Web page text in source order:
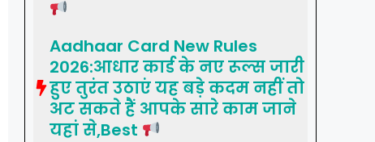
Aadhaar Card New Rules
2026:आधार कार्ड के नए रूल्स जारी
हुए तुरंत उठाएं यह बड़े कदम नहीं तो
अट सकते हैं आपके सारे काम जाने
यहां से,Best